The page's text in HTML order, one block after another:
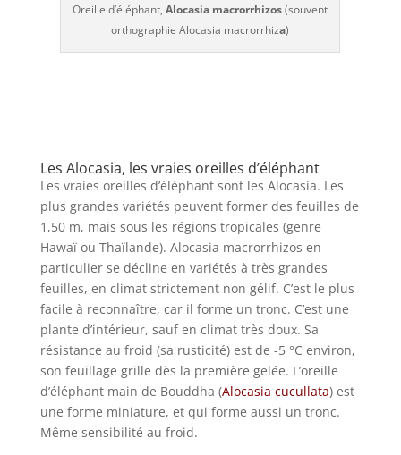
Oreille d’éléphant,Alocasia macrorrhizos(souvent
orthographie Alocasia macrorrhiza)
Les Alocasia, les vraies oreilles d’éléphant
Les vraies oreilles d’éléphant sont les Alocasia. Les
plus grandes variétés peuvent former des feuilles de
1,50 m, mais sous les régions tropicales (genre
Hawaï ou Thaïlande). Alocasia macrorrhizos en
particulier se décline en variétés à très grandes
feuilles, en climat strictement non gélif. C’est le plus
facile à reconnaître, car il forme un tronc. C’est une
plante d’intérieur, sauf en climat très doux. Sa
résistance au froid (sa rusticité) est de -5 °C environ,
son feuillage grille dès la première gelée. L’oreille
d’éléphant main de Bouddha (Alocasia cucullata) est
une forme miniature, et qui forme aussi un tronc.
Même sensibilité au froid.